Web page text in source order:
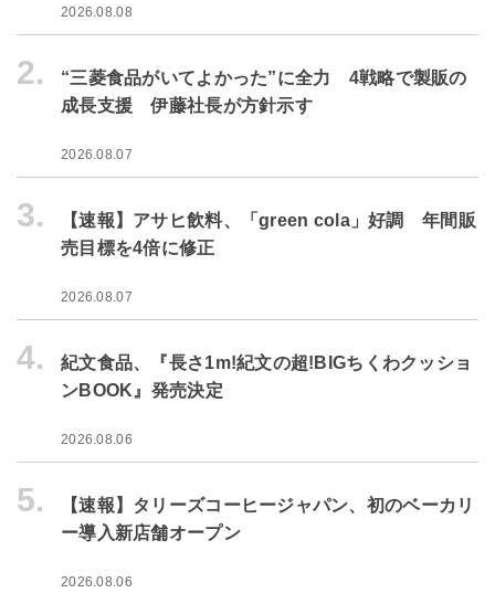
2026.08.08
2.
“三菱食品がいてよかった”に全力 4戦略で製販の
成長支援 伊藤社長が方針示す
2026.08.07
3.
【速報】アサヒ飲料、「green cola」好調 年間販
売目標を4倍に修正
2026.08.07
4.
紀文食品、『長さ1m!紀文の超!BIGちくわクッショ
ンBOOK』発売決定
2026.08.06
5.
【速報】タリーズコーヒージャパン、初のベーカリ
ー導入新店舗オープン
2026.08.06